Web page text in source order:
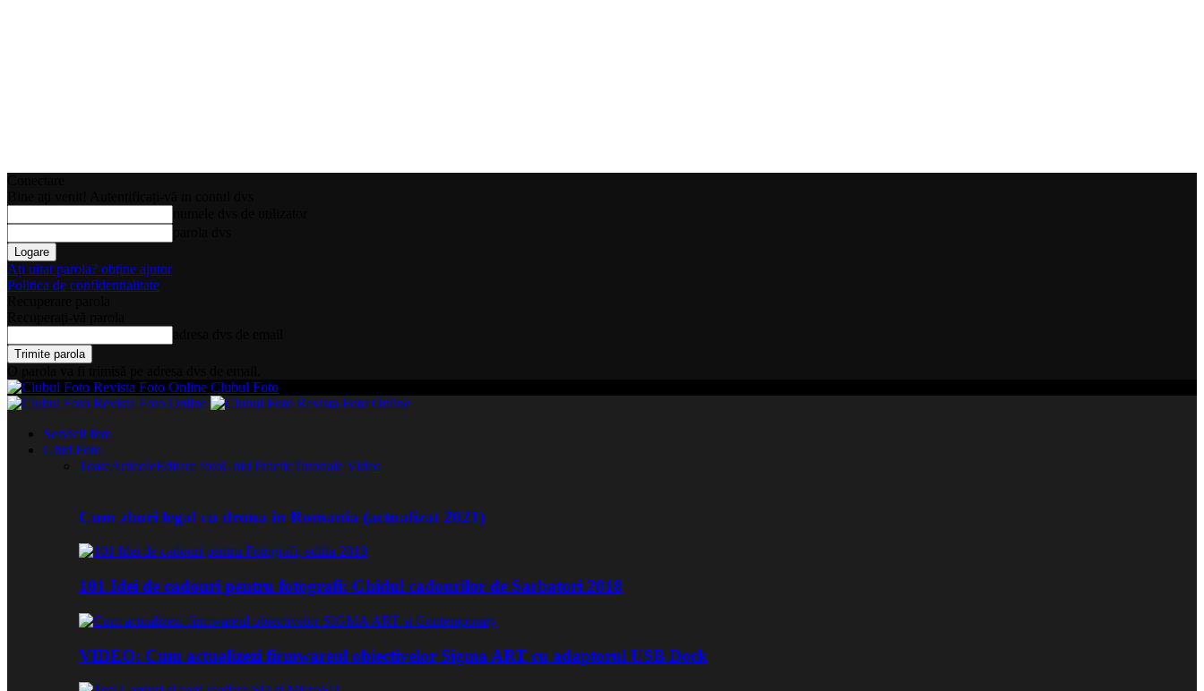
Ați uitat parola? obține ajutor
Politica de confidentialitate
Clubul Foto
Servicii foto
Ghid Foto
ToateArticoleEditare fotoGhid PracticTutoriale Video
Cum zbori legal cu drona in Romania (actualizat 2021)
101 Idei de cadouri pentru fotografi: Ghidul cadourilor de Sarbatori 2018
VIDEO: Cum actualizezi firmwareul obiectivelor Sigma ART cu adaptorul USB Dock